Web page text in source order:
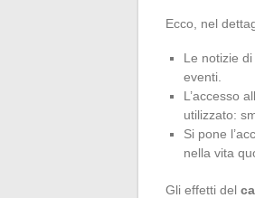
Ecco, nel
Le notizie
eventi.
L’accesso
utilizzato:
Si pone
nella vita
Gli effetti del